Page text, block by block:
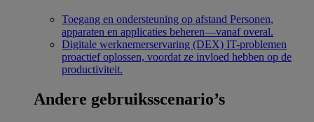
Toegang en ondersteuning op afstand Personen,
apparaten en applicaties beheren—vanaf overal.
Digitale werknemerservaring (DEX) IT-problemen
proactief oplossen, voordat ze invloed hebben op de
productiviteit.
Andere gebruiksscenario’s